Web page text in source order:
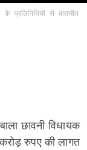
के प्रतिनिधियों से बातचीत
छावनी विधायक
रुपए की लागत